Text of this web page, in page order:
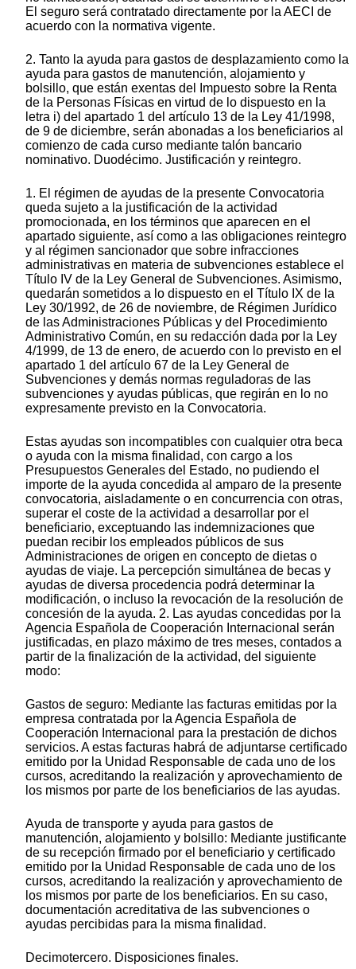
El seguro será contratado directamente por la AECI de
acuerdo con la normativa vigente.
2. Tanto la ayuda para gastos de desplazamiento como la
ayuda para gastos de manutención, alojamiento y
bolsillo, que están exentas del Impuesto sobre la Renta
de la Personas Físicas en virtud de lo dispuesto en la
letra i) del apartado 1 del artículo 13 de la Ley 41/1998,
de 9 de diciembre, serán abonadas a los beneficiarios al
comienzo de cada curso mediante talón bancario
nominativo. Duodécimo. Justificación y reintegro.
1. El régimen de ayudas de la presente Convocatoria
queda sujeto a la justificación de la actividad
promocionada, en los términos que aparecen en el
apartado siguiente, así como a las obligaciones reintegro
y al régimen sancionador que sobre infracciones
administrativas en materia de subvenciones establece el
Título IV de la Ley General de Subvenciones. Asimismo,
quedarán sometidos a lo dispuesto en el Título IX de la
Ley 30/1992, de 26 de noviembre, de Régimen Jurídico
de las Administraciones Públicas y del Procedimiento
Administrativo Común, en su redacción dada por la Ley
4/1999, de 13 de enero, de acuerdo con lo previsto en el
apartado 1 del artículo 67 de la Ley General de
Subvenciones y demás normas reguladoras de las
subvenciones y ayudas públicas, que regirán en lo no
expresamente previsto en la Convocatoria.
Estas ayudas son incompatibles con cualquier otra beca
o ayuda con la misma finalidad, con cargo a los
Presupuestos Generales del Estado, no pudiendo el
importe de la ayuda concedida al amparo de la presente
convocatoria, aisladamente o en concurrencia con otras,
superar el coste de la actividad a desarrollar por el
beneficiario, exceptuando las indemnizaciones que
puedan recibir los empleados públicos de sus
Administraciones de origen en concepto de dietas o
ayudas de viaje. La percepción simultánea de becas y
ayudas de diversa procedencia podrá determinar la
modificación, o incluso la revocación de la resolución de
concesión de la ayuda. 2. Las ayudas concedidas por la
Agencia Española de Cooperación Internacional serán
justificadas, en plazo máximo de tres meses, contados a
partir de la finalización de la actividad, del siguiente
modo:
Gastos de seguro: Mediante las facturas emitidas por la
empresa contratada por la Agencia Española de
Cooperación Internacional para la prestación de dichos
servicios. A estas facturas habrá de adjuntarse certificado
emitido por la Unidad Responsable de cada uno de los
cursos, acreditando la realización y aprovechamiento de
los mismos por parte de los beneficiarios de las ayudas.
Ayuda de transporte y ayuda para gastos de
manutención, alojamiento y bolsillo: Mediante justificante
de su recepción firmado por el beneficiario y certificado
emitido por la Unidad Responsable de cada uno de los
cursos, acreditando la realización y aprovechamiento de
los mismos por parte de los beneficiarios. En su caso,
documentación acreditativa de las subvenciones o
ayudas percibidas para la misma finalidad.
Decimotercero. Disposiciones finales.